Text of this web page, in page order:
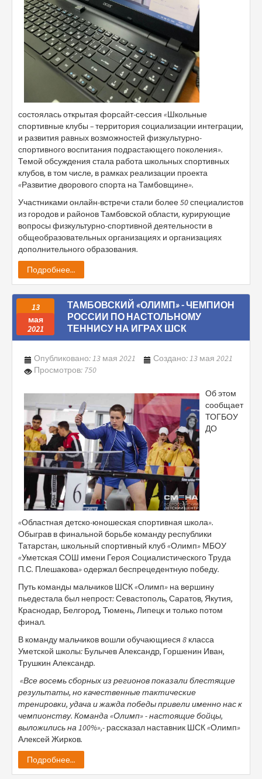
состоялась открытая форсайт-сессия «Школьные
спортивные клубы – территория социализации интеграции,
и развития равных возможностей физкультурно-
спортивного воспитания подрастающего поколения».
Темой обсуждения стала работа школьных спортивных
клубов, в том числе, в рамках реализации проекта
«Развитие дворового спорта на Тамбовщине».
Участниками онлайн-встречи стали более 50 специалистов
из городов и районов Тамбовской области, курирующие
вопросы физкультурно-спортивной деятельности в
общеобразовательных организациях и организациях
дополнительного образования.
Подробнее...
13
мая
2021
ТАМБОВСКИЙ «ОЛИМП» - ЧЕМПИОН
РОССИИ ПО НАСТОЛЬНОМУ
ТЕННИСУ НА ИГРАХ ШСК
Опубликовано: 13 мая 2021
Создано: 13 мая 2021
Просмотров: 750
Об этом
сообщает
ТОГБОУ
ДО
«Областная детско-юношеская спортивная школа».
Обыграв в финальной борьбе команду республики
Татарстан, школьный спортивный клуб «Олимп» МБОУ
«Уметская СОШ имени Героя Социалистического Труда
П.С. Плешакова» одержал беспрецедентную победу.
Путь команды мальчиков ШСК «Олимп» на вершину
пьедестала был непрост: Севастополь, Саратов, Якутия,
Краснодар, Белгород, Тюмень, Липецк и только потом
финал.
В команду мальчиков вошли обучающиеся 8 класса
Уметской школы: Булычев Александр, Горшенин Иван,
Трушкин Александр.
«Все восемь сборных из регионов показали блестящие
результаты, но качественные тактические
тренировки, удача и жажда победы привели именно нас к
чемпионству. Команда «Олимп» - настоящие бойцы,
выложились на 100%»,- рассказал наставник ШСК «Олимп»
Алексей Жирков.
Подробнее...